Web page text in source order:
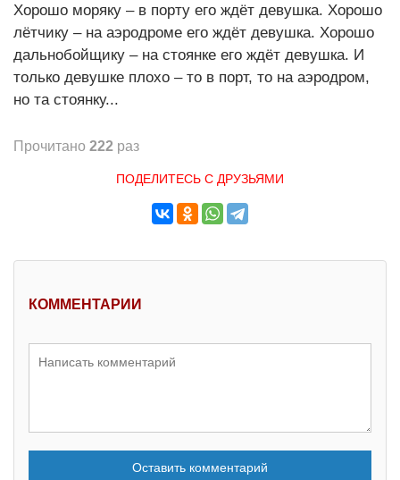
Хорошо моряку – в порту его ждёт девушка. Хорошо
лётчику – на аэродроме его ждёт девушка. Хорошо
дальнобойщику – на стоянке его ждёт девушка. И
только девушке плохо – то в порт, то на аэродром,
но та стоянку...
Прочитано 222 раз
ПОДЕЛИТЕСЬ С ДРУЗЬЯМИ
КОММЕНТАРИИ
Оставить комментарий